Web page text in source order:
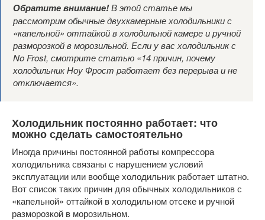
Обратите внимание!В этой статье мы
рассмотрим обычные двухкамерные холодильники с
«капельной» оттайкой в холодильной камере и ручной
разморозкой в морозильной. Если у вас холодильник с
No Frost, смотрите статью «14 причин, почему
холодильник Ноу Фрост работает без перерыва и не
отключается».
Холодильник постоянно работает: что
можно сделать самостоятельно
Иногда причины постоянной работы компрессора
холодильника связаны с нарушением условий
эксплуатации или вообще холодильник работает штатно.
Вот список таких причин для обычных холодильников с
«капельной» оттайкой в холодильном отсеке и ручной
разморозкой в морозильном.